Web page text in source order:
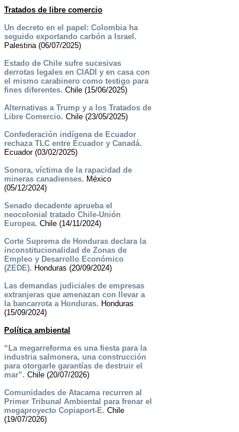
Tratados de libre comercio
Un decreto en el papel: Colombia ha
seguido exportando carbón a Israel.
Palestina (06/07/2025)
Estado de Chile sufre sucesivas
derrotas legales en CIADI y en casa con
el mismo carabinero como testigo para
fines diferentes. Chile (15/06/2025)
Alternativas a Trump y a los Tratados de
Libre Comercio. Chile (23/05/2025)
Confederación indígena de Ecuador
rechaza TLC entre Ecuador y Canadá.
Ecuador (03/02/2025)
Sonora, víctima de la rapacidad de
mineras canadienses. México
(05/12/2024)
Senado decadente aprueba el
neocolonial tratado Chile-Unión
Europea. Chile (14/11/2024)
Corte Suprema de Honduras declara la
inconstitucionalidad de Zonas de
Empleo y Desarrollo Económico
(ZEDE). Honduras (20/09/2024)
Las demandas judiciales de empresas
extranjeras que amenazan con llevar a
la bancarrota a Honduras. Honduras
(15/09/2024)
Política ambiental
“La megarreforma es una fiesta para la
industria salmonera, una construcción
para otorgarle garantías de destruir el
mar”. Chile (20/07/2026)
Comunidades de Atacama recurren al
Primer Tribunal Ambiental para frenar el
megaproyecto Copiaport-E. Chile
(19/07/2026)